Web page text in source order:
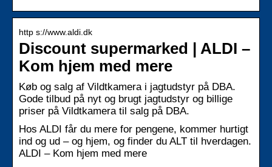
http s://www.aldi.dk
Discount supermarked | ALDI –
Kom hjem med mere
Køb og salg af Vildtkamera i jagtudstyr på DBA.
Gode tilbud på nyt og brugt jagtudstyr og billige
priser på Vildtkamera til salg på DBA.
Hos ALDI får du mere for pengene, kommer hurtigt
ind og ud – og hjem, og finder du ALT til hverdagen.
ALDI – Kom hjem med mere